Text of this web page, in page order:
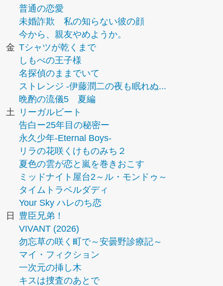
普通の恋愛
未婚詐欺 私の知らない彼の顔
今から、親友やめようか。
金 Tシャツが乾くまで
しもべの王子様
名探偵のままでいて
ストレンジ -伊藤潤二の夜も眠れぬ...
晩酌の流儀5 夏編
土
リーガルビート
告白ー25年目の秘密ー
永久少年-Eternal Boys-
リラの花咲くけものみち２
夏色の雲が恋と嵐を巻きおこす
ミッドナイト屋台2～ル・モンドゥ～
タイムトラベルダディ
Your Sky ハレのち恋
日
豊臣兄弟！
VIVANT (2026)
勿忘草の咲く町で～安曇野診療記～
マイ・フィクション
一次元の挿し木
キスは捜査のあとで